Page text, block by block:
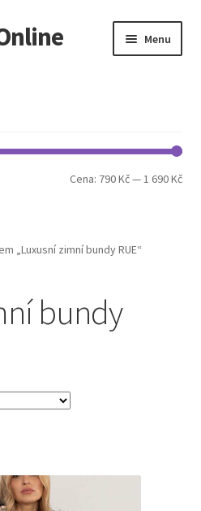
Menu
menu
Cena: 790 Kč—1 690 Kč
„Luxusní zimní bundy RUE“
bundy